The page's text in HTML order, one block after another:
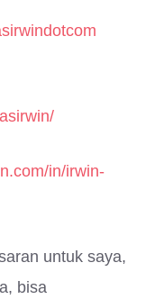
in/irwin-
untuk saya,
bisa